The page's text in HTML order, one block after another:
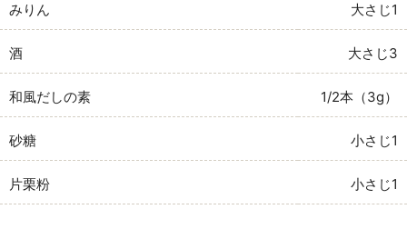
みりん 大さじ1
酒 大さじ3
和風だしの素 1/2本（3g）
砂糖 小さじ1
片栗粉 小さじ1